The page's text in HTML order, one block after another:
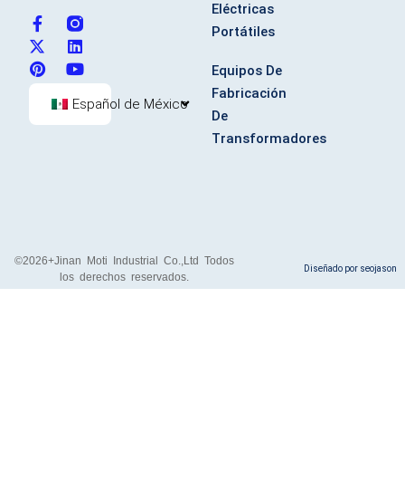
F
a
c
e
b
o
X
-
t
w
i
t
L
i
n
k
e
d
i
P
i
n
t
e
e
Y
o
u
t
u
b
e
Español de México
Eléctricas
Portátiles
Equipos De
Fabricación
De
Transformadores
©2026+Jinan Moti Industrial Co.,Ltd Todos
los derechos reservados.
Diseñado por seojason